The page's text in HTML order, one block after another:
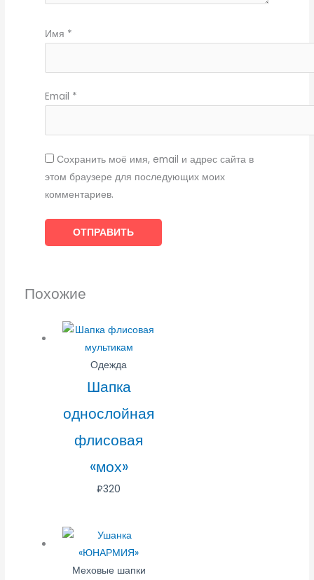
Имя *
Email *
Сохранить моё имя, email и адрес сайта в
этом браузере для последующих моих
комментариев.
Похожие
Одежда
Шапка
однослойная
флисовая
«мох»
₽320
Меховые шапки